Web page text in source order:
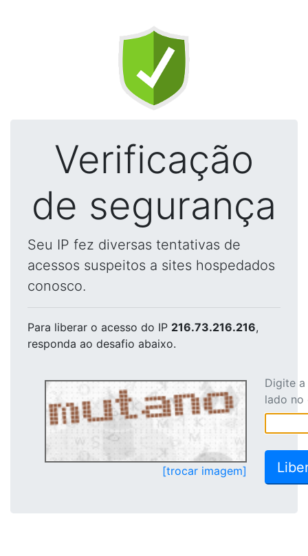
Verificação
de segurança
Seu IP fez diversas tentativas de
acessos suspeitos a sites hospedados
conosco.
Para liberar o acesso do IP 216.73.216.216,
responda ao desafio abaixo.
[trocar imagem]
Digite
lado no